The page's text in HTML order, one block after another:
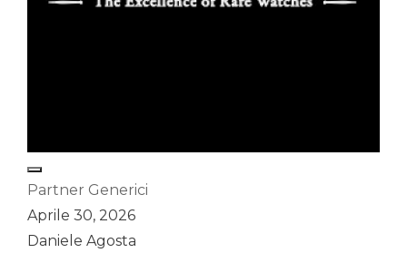
Partner Generici
Aprile 30, 2026
Daniele Agosta